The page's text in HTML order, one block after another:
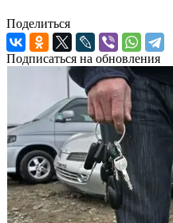
Поделиться
Подписаться на обновления